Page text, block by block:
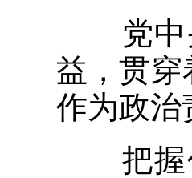
党中央
益，贯
作为政治
把握作